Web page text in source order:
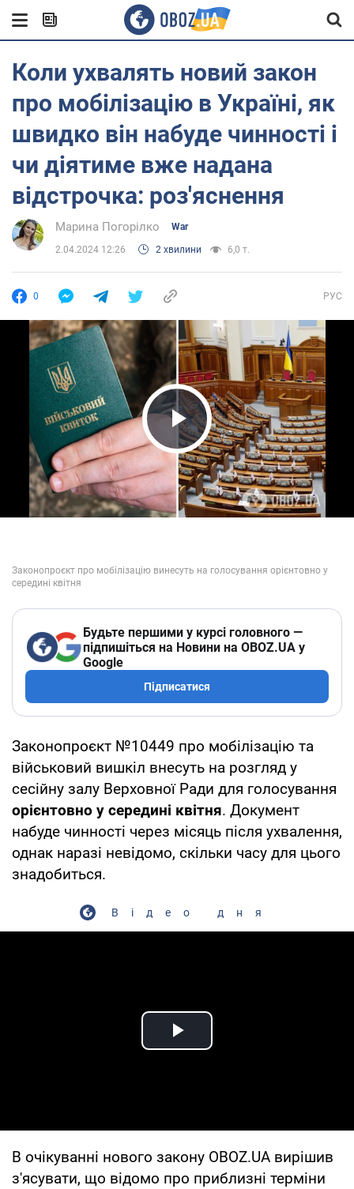
Коли ухвалять новий закон
про мобілізацію в Україні, як
швидко він набуде чинності і
чи діятиме вже надана
відстрочка: роз'яснення
Марина Погорілко War
2.04.2024 12:26 2 хвилини 6,0 т.
0 РУС
Play Video
Будьте першими у курсі головного —
підпишіться на Новини на OBOZ.UA у
Google
Підписатися
Законопроєкт №10449 про мобілізацію та
військовий вишкіл внесуть на розгляд у
сесійну залу Верховної Ради для голосування
орієнтовно у середині квітня. Документ
набуде чинності через місяць після ухвалення,
однак наразі невідомо, скільки часу для цього
знадобиться.
Відео дня
Play Video
В очікуванні нового закону OBOZ.UA вирішив
з'ясувати, що відомо про приблизні терміни